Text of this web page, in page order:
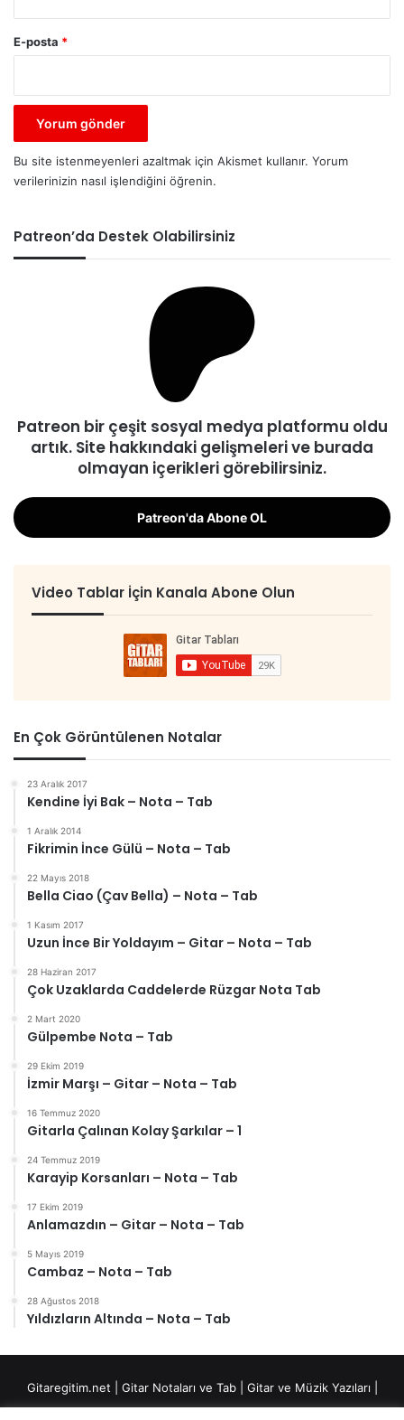
E-posta *
Bu site istenmeyenleri azaltmak için Akismet kullanır. Yorum
verilerinizin nasıl işlendiğini öğrenin.
Patreon’da Destek Olabilirsiniz
Patreon bir çeşit sosyal medya platformu oldu
artık. Site hakkındaki gelişmeleri ve burada
olmayan içerikleri görebilirsiniz.
Patreon'da Abone OL
Video Tablar İçin Kanala Abone Olun
En Çok Görüntülenen Notalar
23 Aralık 2017
Kendine İyi Bak – Nota – Tab
1 Aralık 2014
Fikrimin İnce Gülü – Nota – Tab
22 Mayıs 2018
Bella Ciao (Çav Bella) – Nota – Tab
1 Kasım 2017
Uzun İnce Bir Yoldayım – Gitar – Nota – Tab
28 Haziran 2017
Çok Uzaklarda Caddelerde Rüzgar Nota Tab
2 Mart 2020
Gülpembe Nota – Tab
29 Ekim 2019
İzmir Marşı – Gitar – Nota – Tab
16 Temmuz 2020
Gitarla Çalınan Kolay Şarkılar – 1
24 Temmuz 2019
Karayip Korsanları – Nota – Tab
17 Ekim 2019
Anlamazdın – Gitar – Nota – Tab
5 Mayıs 2019
Cambaz – Nota – Tab
28 Ağustos 2018
Yıldızların Altında – Nota – Tab
Gitaregitim.net | Gitar Notaları ve Tab| Gitar ve Müzik Yazıları